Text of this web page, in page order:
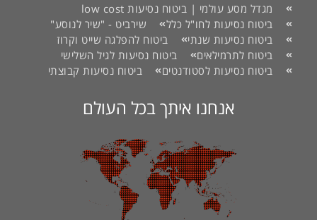
מגדל מסע עולמי | ביטוח נסיעות low cost
ביטוח נסיעות לחו"ל כלל
שירביט - "שיר לנוסע"
ביטוח נסיעות שנתי
ביטוח להפלגה שייט וקרוז
ביטוח לתרמילאים
ביטוח נסיעות לגיל השלישי
ביטוח נסיעות לסטודנטים
ביטוח נסיעות קבוצתי
אנחנו איתך בכל העולם